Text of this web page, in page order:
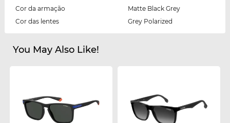
Cor da armação
Matte Black Grey
Cor das lentes
Grey Polarized
You May Also Like!